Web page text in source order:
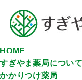
HOME
すぎやま薬局について
かかりつけ薬局